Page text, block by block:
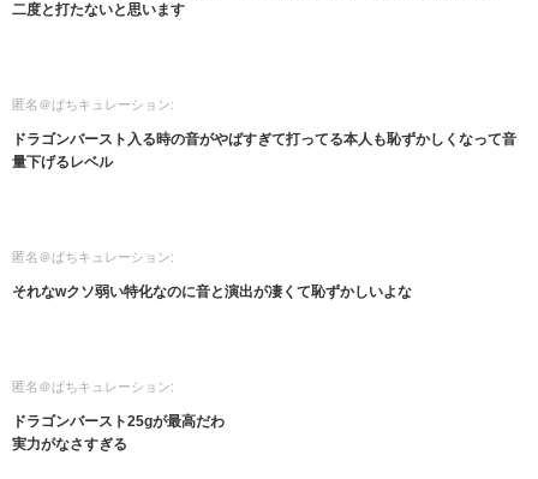
二度と打たないと思います
匿名＠ぱちキュレーション:
ドラゴンバースト入る時の音がやばすぎて打ってる本人も恥ずかしくなって音
量下げるレベル
匿名＠ぱちキュレーション:
それなwクソ弱い特化なのに音と演出が凄くて恥ずかしいよな
匿名＠ぱちキュレーション:
ドラゴンバースト25gが最高だわ
実力がなさすぎる